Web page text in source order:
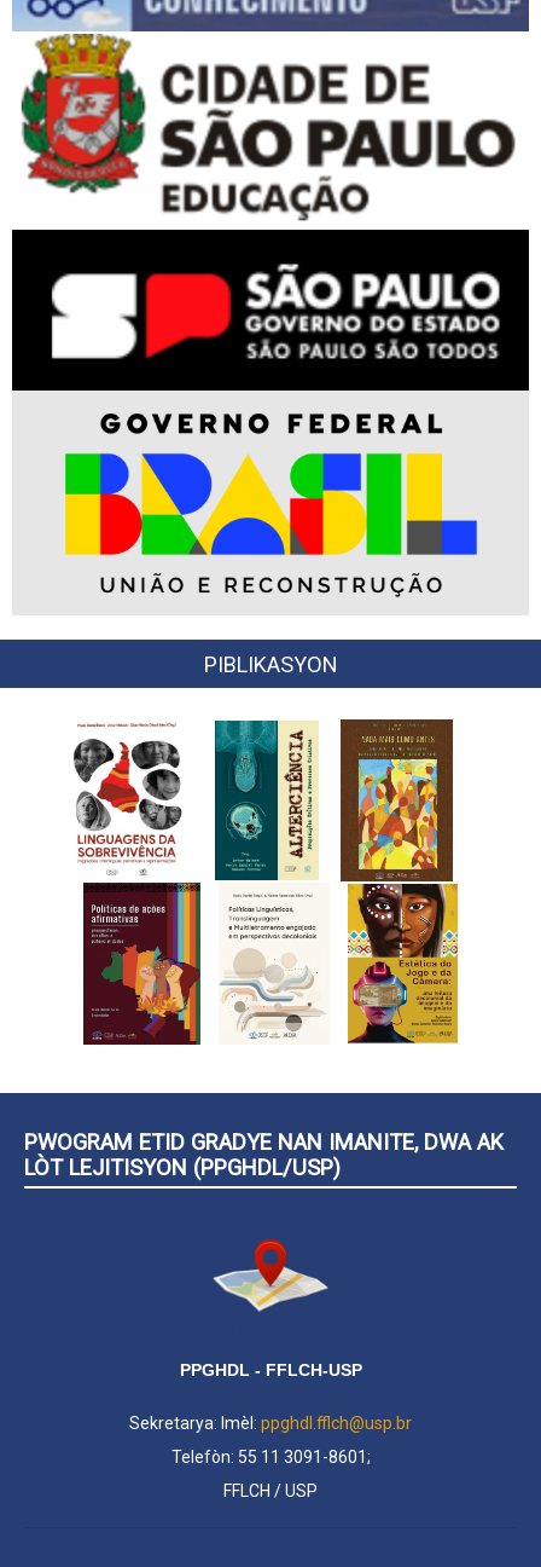
PIBLIKASYON
PWOGRAM ETID GRADYE NAN IMANITE, DWA AK
LÒT LEJITISYON (PPGHDL/USP)
PPGHDL - FFLCH-USP
Sekretarya: Imèl: ppghdl.fflch@usp.br
Telefòn: 55 11 3091-8601;
FFLCH / USP